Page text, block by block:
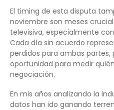
El timing de esta disputa
noviembre son meses
televisiva, especialmente
Cada día sin acuerdo
perdidos para ambas
oportunidad para medir
negociación.
En mis años analizando la
datos han ido ganando